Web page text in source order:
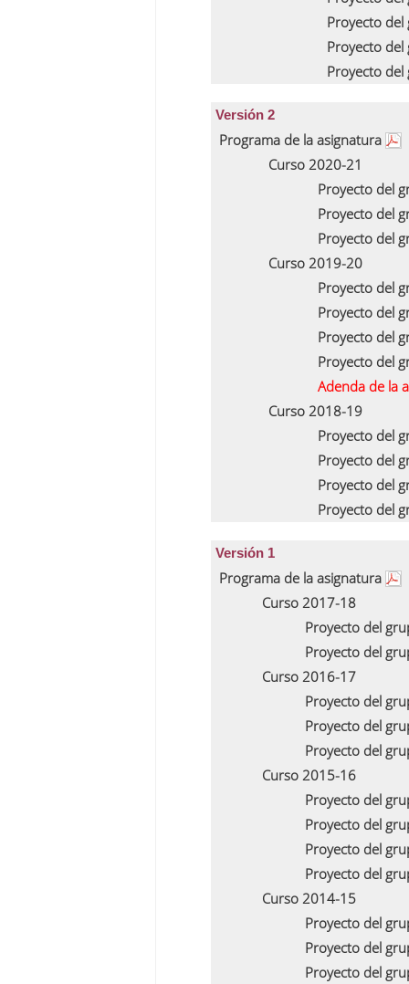
Proyecto
Proyecto
Proyecto
Versión 2
Programa de la asignatura
Curso 2020-21
Proyecto del
Proyecto del
Proyecto del
Curso 2019-20
Proyecto del
Proyecto del
Proyecto del
Proyecto del
Adenda de la
Curso 2018-19
Proyecto del
Proyecto del
Proyecto del
Proyecto del
Versión 1
Programa de la asignatura
Curso 2017-18
Proyecto del
Proyecto del
Curso 2016-17
Proyecto del
Proyecto del
Proyecto del
Curso 2015-16
Proyecto del
Proyecto del
Proyecto del
Proyecto del
Curso 2014-15
Proyecto del
Proyecto del
Proyecto del